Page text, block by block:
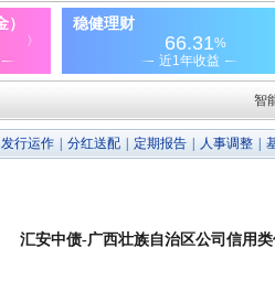
智
发行运作 分红送配 定期报告 人事调整
汇安中债-广西壮族自治区公司信用